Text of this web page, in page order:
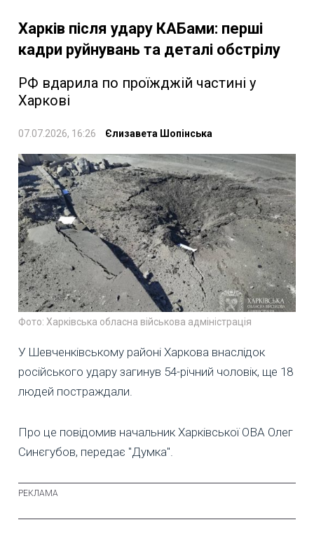
Харків після удару КАБами: перші
кадри руйнувань та деталі обстрілу
РФ вдарила по проїжджій частині у
Харкові
07.07.2026, 16:26 Єлизавета Шопінська
Фото: Харківська обласна військова адміністрація
У Шевченківському районі Харкова внаслідок
російського удару загинув 54-річний чоловік, ще 18
людей постраждали.
Про це повідомив начальник Харківської ОВА Олег
Синєгубов, передає "Думка".